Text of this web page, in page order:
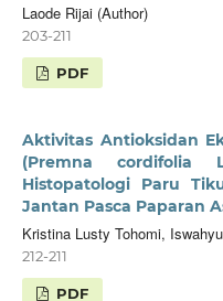
Laode Rijai (Author)
203-211
PDF
Aktivitas Antioksidan
(Premna cordifolia
Histopatologi Paru
Jantan Pasca Paparan
Kristina Lusty Tohomi,
212-211
PDF